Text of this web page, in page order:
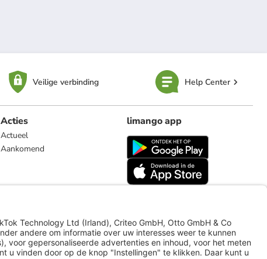
Veilige verbinding Help Center
Acties
Actueel
Aankomend
limango app
limango.de limango.pl